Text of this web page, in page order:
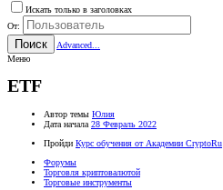
Искать только в заголовках
От:
Поиск
Advanced...
Меню
ETF
Автор темы Юлия
Дата начала 28 Февраль 2022
Пройди Курс обучения от Академии CryptoRu
Форумы
Торговля криптовалютой
Торговые инструменты